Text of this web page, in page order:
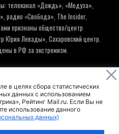
в целях сбора статистических
данных с использованием
Рейтинг Mail.ru. Если Вы не
использование данного
данных)
телеканал «Дождь», «Медуза»,
радио «Свобода», The Insider,
признаны общество/центр
Юрия Левады», Сахаровский центр.
в РФ за экстремизм.
персональных данных
Пользовательское соглашение